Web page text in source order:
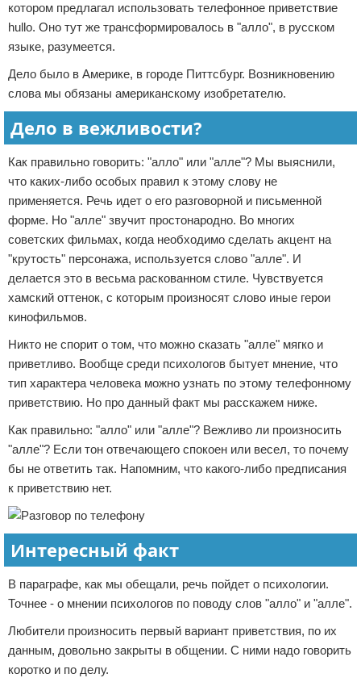
котором предлагал использовать телефонное приветствие
hullo. Оно тут же трансформировалось в "алло", в русском
языке, разумеется.
Дело было в Америке, в городе Питтсбург. Возникновению
слова мы обязаны американскому изобретателю.
Дело в вежливости?
Как правильно говорить: "алло" или "алле"? Мы выяснили,
что каких-либо особых правил к этому слову не
применяется. Речь идет о его разговорной и письменной
форме. Но "алле" звучит простонародно. Во многих
советских фильмах, когда необходимо сделать акцент на
"крутость" персонажа, используется слово "алле". И
делается это в весьма раскованном стиле. Чувствуется
хамский оттенок, с которым произносят слово иные герои
кинофильмов.
Никто не спорит о том, что можно сказать "алле" мягко и
приветливо. Вообще среди психологов бытует мнение, что
тип характера человека можно узнать по этому телефонному
приветствию. Но про данный факт мы расскажем ниже.
Как правильно: "алло" или "алле"? Вежливо ли произносить
"алле"? Если тон отвечающего спокоен или весел, то почему
бы не ответить так. Напомним, что какого-либо предписания
к приветствию нет.
Интересный факт
В параграфе, как мы обещали, речь пойдет о психологии.
Точнее - о мнении психологов по поводу слов "алло" и "алле".
Любители произносить первый вариант приветствия, по их
данным, довольно закрыты в общении. С ними надо говорить
коротко и по делу.